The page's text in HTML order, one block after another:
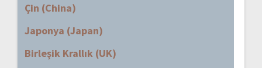
Çin (China)
Japonya (Japan)
Birleşik Krallık (UK)